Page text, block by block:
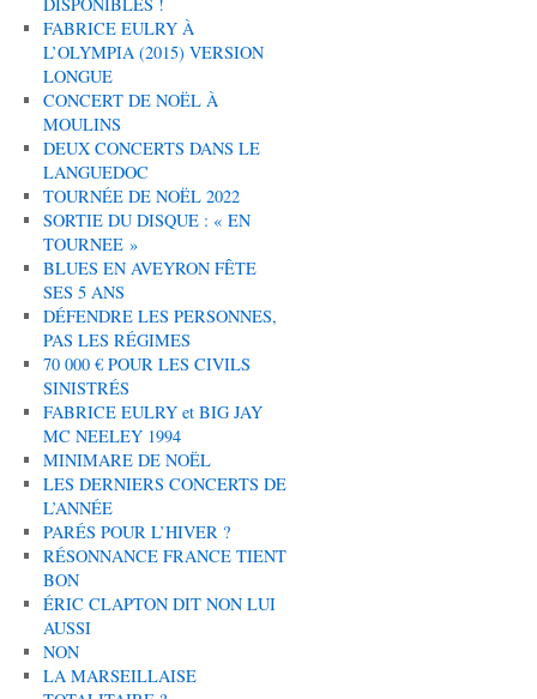
DISPONIBLES !
FABRICE EULRY À
L’OLYMPIA (2015) VERSION
LONGUE
CONCERT DE NOËL À
MOULINS
DEUX CONCERTS DANS LE
LANGUEDOC
TOURNÉE DE NOËL 2022
SORTIE DU DISQUE : « EN
TOURNEE »
BLUES EN AVEYRON FÊTE
SES 5 ANS
DÉFENDRE LES PERSONNES,
PAS LES RÉGIMES
70 000 € POUR LES CIVILS
SINISTRÉS
FABRICE EULRY et BIG JAY
MC NEELEY 1994
MINIMARE DE NOËL
LES DERNIERS CONCERTS DE
L’ANNÉE
PARÉS POUR L’HIVER ?
RÉSONNANCE FRANCE TIENT
BON
ÉRIC CLAPTON DIT NON LUI
AUSSI
NON
LA MARSEILLAISE